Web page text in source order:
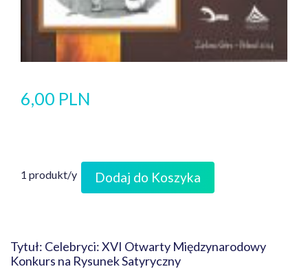
6,00 PLN
1 produkt/y Dodaj do Koszyka
Tytuł: Celebryci: XVI Otwarty Międzynarodowy
Konkurs na Rysunek Satyryczny